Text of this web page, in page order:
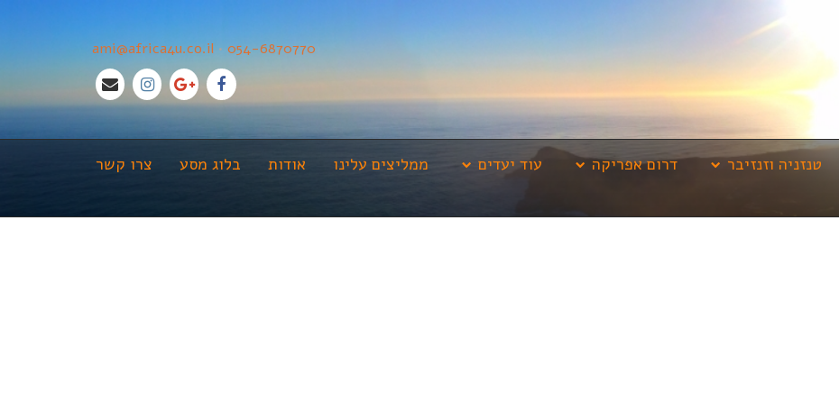
054-6870770
•
ami@africa4u.co.il
טנזניה וזנזיבר דרום אפריקה עוד יעדים ממליצים עלינו אודות בלוג מסע צרו קשר